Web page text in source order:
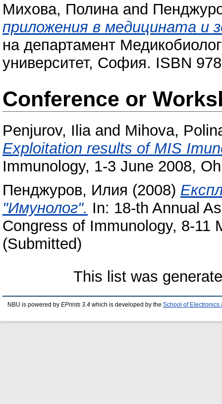
Михова, Полинаand
приложения в медицината и
на департамент
университет, София. ISBN
Conference or
Penjurov, Iliaand Mihova,
Exploitation results of MIS
Immunology, 1-3 June 2008,
Пенджуров, Илия (2008)
"Имунолог". In: 18-th Annual
Congress of Immunology, 8-11
(Submitted)
This list was
NBU is powered by EPrints 3.4 which is developed by the School of Electronics